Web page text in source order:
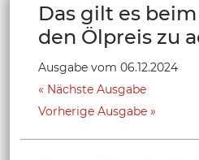
Das gilt es
den Ölpreis zu
Ausgabe vom 06.12.2024
Nächste Ausgabe
Vorherige Ausgabe